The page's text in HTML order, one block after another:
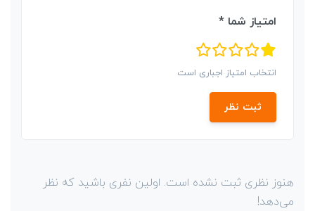
امتیاز شما *
انتخاب امتیاز اجباری است
ثبت نظر
هنوز نظری ثبت نشده است. اولین نفری باشید که نظر
می‌دهد!